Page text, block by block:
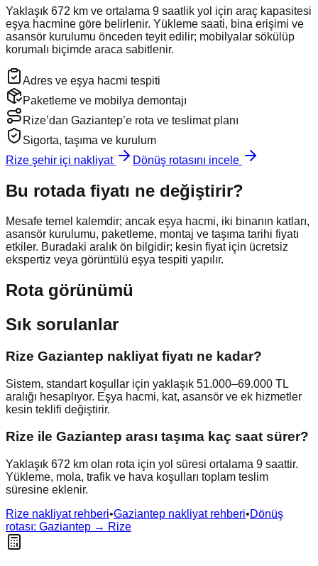
Yaklaşık 672 km ve ortalama 9 saatlik yol için araç kapasitesi
eşya hacmine göre belirlenir. Yükleme saati, bina erişimi ve
asansör kurulumu önceden teyit edilir; mobilyalar sökülüp
korumalı biçimde araca sabitlenir.
Adres ve eşya hacmi tespiti
Paketleme ve mobilya demontajı
Rize’dan Gaziantep’e rota ve teslimat planı
Sigorta, taşıma ve kurulum
Rize şehir içi nakliyat Dönüş rotasını incele
Bu rotada fiyatı ne değiştirir?
Mesafe temel kalemdir; ancak eşya hacmi, iki binanın katları,
asansör kurulumu, paketleme, montaj ve taşıma tarihi fiyatı
etkiler. Buradaki aralık ön bilgidir; kesin fiyat için ücretsiz
ekspertiz veya görüntülü eşya tespiti yapılır.
Rota görünümü
Sık sorulanlar
Rize Gaziantep nakliyat fiyatı ne kadar?
Sistem, standart koşullar için yaklaşık 51.000–69.000 TL
aralığı hesaplıyor. Eşya hacmi, kat, asansör ve ek hizmetler
kesin teklifi değiştirir.
Rize ile Gaziantep arası taşıma kaç saat sürer?
Yaklaşık 672 km olan rota için yol süresi ortalama 9 saattir.
Yükleme, mola, trafik ve hava koşulları toplam teslim
süresine eklenir.
Rize nakliyat rehberi•Gaziantep nakliyat rehberi•Dönüş
rotası: Gaziantep → Rize